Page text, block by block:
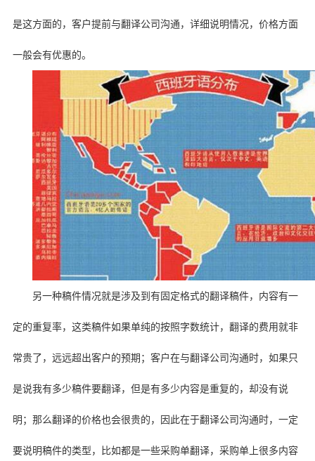
是这方面的，客户提前与翻译公司沟通，详细说明情况，价格方面
一般会有优惠的。
另一种稿件情况就是涉及到有固定格式的翻译稿件，内容有一
定的重复率，这类稿件如果单纯的按照字数统计，翻译的费用就非
常贵了，远远超出客户的预期；客户在与翻译公司沟通时，如果只
是说我有多少稿件要翻译，但是有多少内容是重复的，却没有说
明；那么翻译的价格也会很贵的，因此在于翻译公司沟通时，一定
要说明稿件的类型，比如都是一些采购单翻译，采购单上很多内容